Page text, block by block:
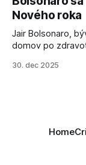
sa odvoláva
Nového roka
Jair Bolsonaro,
domov po
30. dec 2025
Home